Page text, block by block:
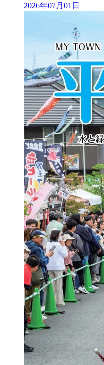
2026年07月01日